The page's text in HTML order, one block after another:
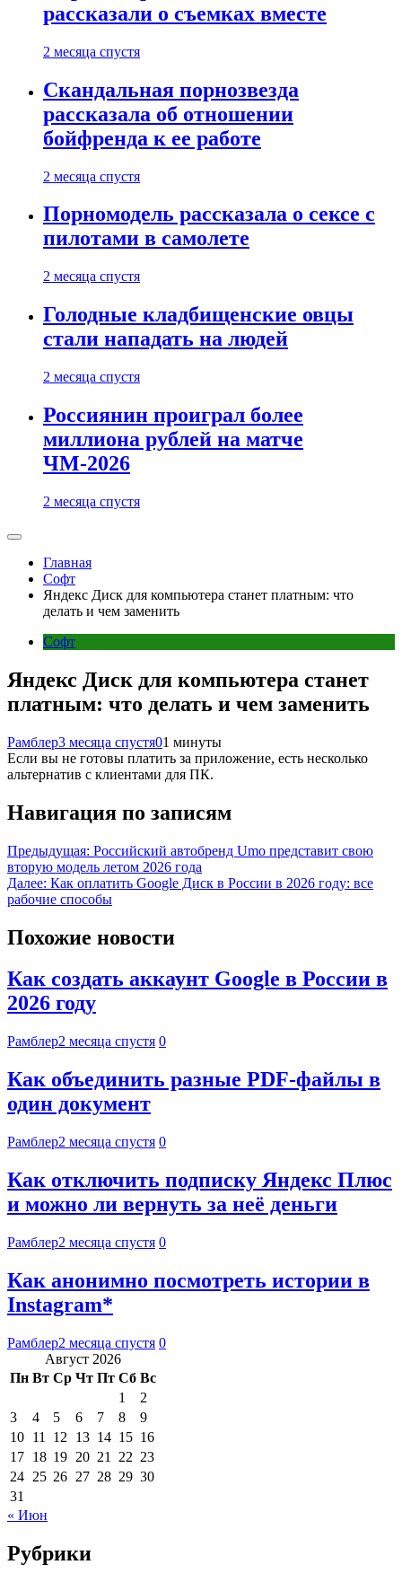
рассказали о съемках вместе
2 месяца спустя
Скандальная порнозвезда
рассказала об отношении
бойфренда к ее работе
2 месяца спустя
Порномодель рассказала о сексе с
пилотами в самолете
2 месяца спустя
Голодные кладбищенские овцы
стали нападать на людей
2 месяца спустя
Россиянин проиграл более
миллиона рублей на матче
ЧМ-2026
2 месяца спустя
Главная
Софт
Яндекс Диск для компьютера станет платным: что
делать и чем заменить
Софт
Яндекс Диск для компьютера станет
платным: что делать и чем заменить
Рамблер3 месяца спустя01 минуты
Если вы не готовы платить за приложение, есть несколько
альтернатив с клиентами для ПК.
Навигация по записям
Предыдущая: Российский автобренд Umo представит свою
вторую модель летом 2026 года
Далее: Как оплатить Google Диск в России в 2026 году: все
рабочие способы
Похожие новости
Как создать аккаунт Google в России в
2026 году
Рамблер2 месяца спустя 0
Как объединить разные PDF-файлы в
один документ
Рамблер2 месяца спустя 0
Как отключить подписку Яндекс Плюс
и можно ли вернуть за неё деньги
Рамблер2 месяца спустя 0
Как анонимно посмотреть истории в
Instagram*
Рамблер2 месяца спустя 0
Август 2026
Пн Вт Ср Чт Пт Сб Вс
1
2
3
4 5 6 7 8
9
10 11 12 13 14 15 16
17 18 19 20 21 22 23
24 25 26 27 28 29 30
31
« Июн
Рубрики